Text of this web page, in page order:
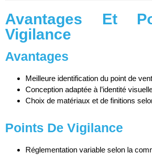
Avantages Et
Vigilance
Avantages
Meilleure identification du point de
Conception adaptée à l’identité
Choix de matériaux et de finitions
Points De Vigilance
Réglementation variable selon la